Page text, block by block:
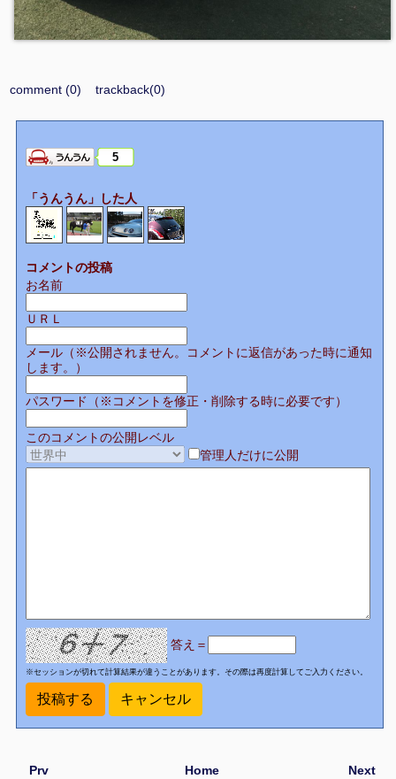
comment (0) trackback(0)
5
「うんうん」した人
コメントの投稿
お名前
ＵＲＬ
メール（※公開されません。コメントに返信があった時に通知
します。）
パスワード（※コメントを修正・削除する時に必要です）
このコメントの公開レベル
管理人だけに公開
答え＝
※セッションが切れて計算結果が違うことがあります。その際は再度計算してご入力ください。
Prv Next
Home